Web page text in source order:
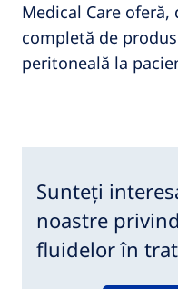
Medical Care oferă,
completă de
peritoneală la
Sunteți
noastre
fluidelor în